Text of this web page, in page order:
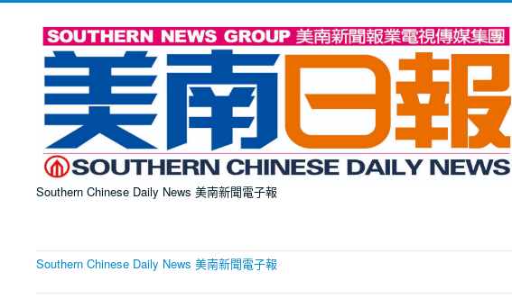
Southern Chinese Daily News 美南新聞電子報
Southern Chinese Daily News 美南新聞電子報